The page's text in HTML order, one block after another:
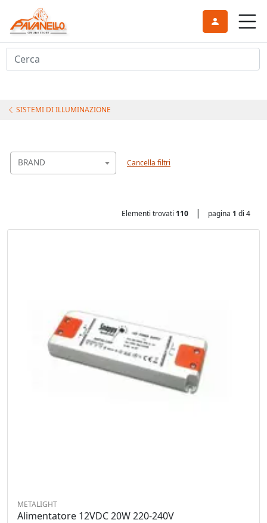
Cerca
SISTEMI DI ILLUMINAZIONE
BRAND Cancella filtri
Elementi trovati 110 | pagina 1 di 4
METALIGHT
Alimentatore 12VDC 20W 220-240V